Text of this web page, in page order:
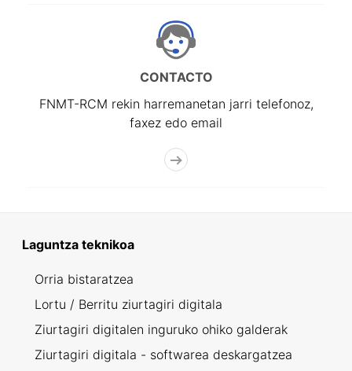
CONTACTO
FNMT-RCM rekin harremanetan jarri telefonoz,
faxez edo email
Laguntza teknikoa
Orria bistaratzea
Lortu / Berritu ziurtagiri digitala
Ziurtagiri digitalen inguruko ohiko galderak
Ziurtagiri digitala - softwarea deskargatzea